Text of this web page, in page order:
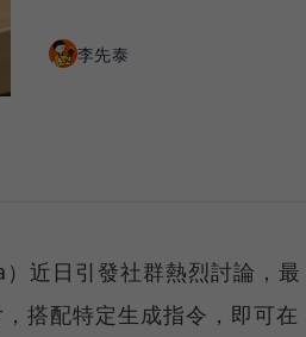
李先泰
近日引發社群熱烈討論，最
搭配特定生成指令，即可在